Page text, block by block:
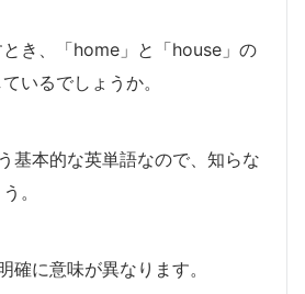
とき、「home」と「house」の
いるでしょうか。
基本的な英単語なので、知らな
。
確に意味が異なります。